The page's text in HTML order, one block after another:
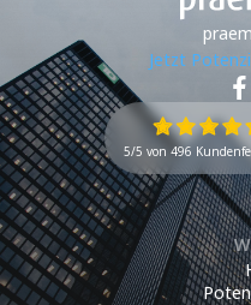
Jetzt
5/5 von 496